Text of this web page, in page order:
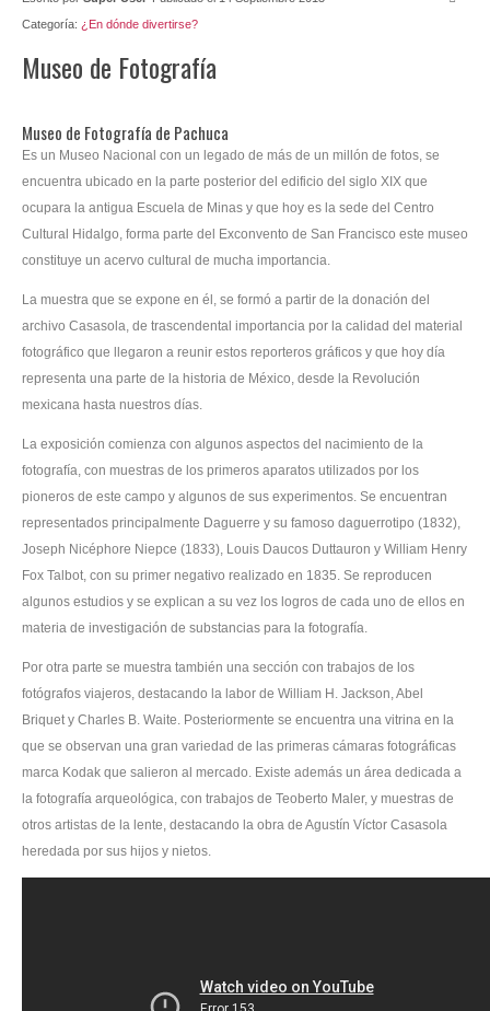
Contacto
Categoría: ¿En dónde divertirse?
Museo de Fotografía
Museo de Fotografía de Pachuca
Es un Museo Nacional con un legado de más de un millón de fotos, se
encuentra ubicado en la parte posterior del edificio del siglo XIX que
ocupara la antigua Escuela de Minas y que hoy es la sede del Centro
Cultural Hidalgo, forma parte del Exconvento de San Francisco este museo
constituye un acervo cultural de mucha importancia.
La muestra que se expone en él, se formó a partir de la donación del
archivo Casasola, de trascendental importancia por la calidad del material
fotográfico que llegaron a reunir estos reporteros gráficos y que hoy día
representa una parte de la historia de México, desde la Revolución
mexicana hasta nuestros días.
La exposición comienza con algunos aspectos del nacimiento de la
fotografía, con muestras de los primeros aparatos utilizados por los
pioneros de este campo y algunos de sus experimentos. Se encuentran
representados principalmente Daguerre y su famoso daguerrotipo (1832),
Joseph Nicéphore Niepce (1833), Louis Daucos Duttauron y William Henry
Fox Talbot, con su primer negativo realizado en 1835. Se reproducen
algunos estudios y se explican a su vez los logros de cada uno de ellos en
materia de investigación de substancias para la fotografía.
Por otra parte se muestra también una sección con trabajos de los
fotógrafos viajeros, destacando la labor de William H. Jackson, Abel
Briquet y Charles B. Waite. Posteriormente se encuentra una vitrina en la
que se observan una gran variedad de las primeras cámaras fotográficas
marca Kodak que salieron al mercado. Existe además un área dedicada a
la fotografía arqueológica, con trabajos de Teoberto Maler, y muestras de
otros artistas de la lente, destacando la obra de Agustín Víctor Casasola
heredada por sus hijos y nietos.